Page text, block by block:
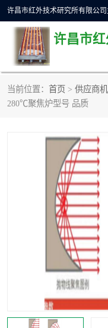
许昌市
当前位置： 首页 > 供应商机
280℃聚焦炉型号 品质
红外加热设备
红外辐射加热模块
红外加热元件
高端红外加热实验设
红外辐射表面材料